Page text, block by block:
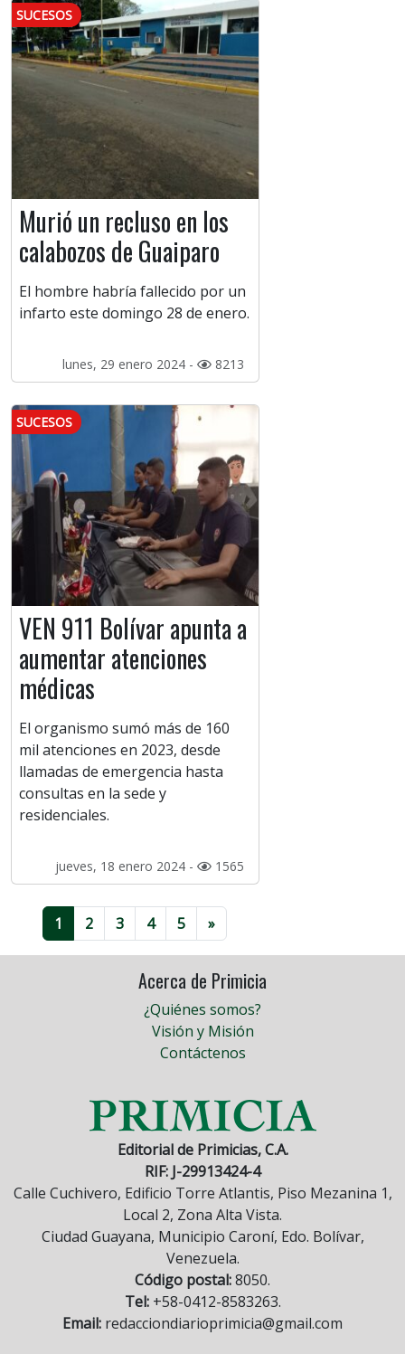
SUCESOS
Murió un recluso en los
calabozos de Guaiparo
El hombre habría fallecido por un
infarto este domingo 28 de enero.
lunes, 29 enero 2024 - 8213
SUCESOS
VEN 911 Bolívar apunta a
aumentar atenciones
médicas
El organismo sumó más de 160
mil atenciones en 2023, desde
llamadas de emergencia hasta
consultas en la sede y
residenciales.
jueves, 18 enero 2024 - 1565
1 2 3 4 5 »
Acerca de Primicia
¿Quiénes somos?
Visión y Misión
Contáctenos
Editorial de Primicias, C.A.
RIF: J-29913424-4
Calle Cuchivero, Edificio Torre Atlantis, Piso Mezanina 1,
Local 2, Zona Alta Vista.
Ciudad Guayana, Municipio Caroní, Edo. Bolívar,
Venezuela.
Código postal:8050.
Tel:+58-0412-8583263.
Email: redacciondiarioprimicia@gmail.com